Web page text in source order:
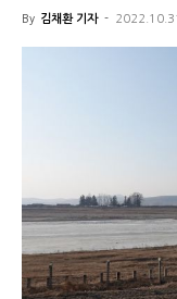
By 김채환 기자 -